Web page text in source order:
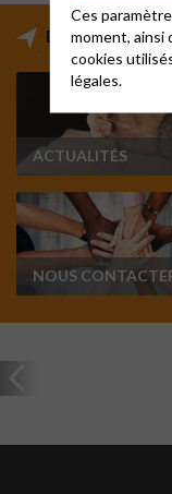
Bloc accès
ACTUALITÉS
NOUS
Ces
moment, ainsi
cookies
légales.